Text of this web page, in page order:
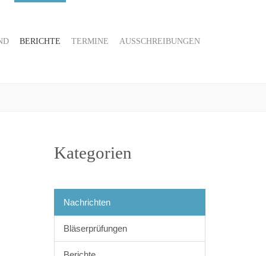
BERICHTE TERMINE AUSSCHREIBUNGEN
Kategorien
Nachrichten
Bläserprüfungen